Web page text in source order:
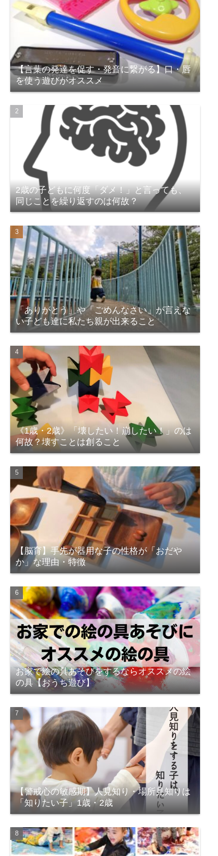
【言葉の発達を促す・発音に繋がる】口・唇
を使う遊びがオススメ
2歳の子どもに何度「ダメ！」と言っても、
同じことを繰り返すのは何故？
「ありがとう」や「ごめんなさい」が言えな
い子ども達に私たち親が出来ること
《1歳・2歳》「壊したい！崩したい！」のは
何故？壊すことは創ること
【脳育】手先が器用な子の性格が「おだや
か」な理由・特徴
お家で絵の具あそびをするならオススメの絵
の具【おうち遊び】
【警戒心の敏感期】人見知り・場所見知りは
「知りたい子」1歳・2歳